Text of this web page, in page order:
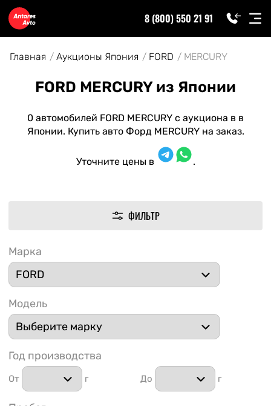
91
8 (800) 550 21 91
Главная Аукционы Япония FORD MERCURY
FORD MERCURY из Японии
0 автомобилей FORD MERCURY с аукциона в в
Японии. Купить авто Форд MERCURY на заказ.
Уточните цены в .
ФИЛЬТР
Марка
Модель
Год производства
От г До г